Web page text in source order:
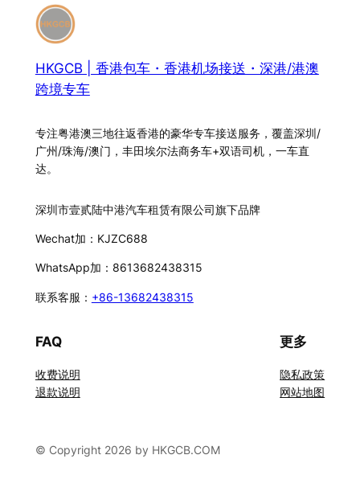
HKGCB | 香港包车・香港机场接送・深港/港澳
跨境专车
专注粤港澳三地往返香港的豪华专车接送服务，覆盖深圳/
广州/珠海/澳门，丰田埃尔法商务车+双语司机，一车直
达。
深圳市壹贰陆中港汽车租赁有限公司旗下品牌
Wechat加：KJZC688
WhatsApp加：8613682438315
联系客服： +86-13682438315
FAQ
收费说明
退款说明
更多
隐私政策
网站地图
© Copyright 2026 by HKGCB.COM